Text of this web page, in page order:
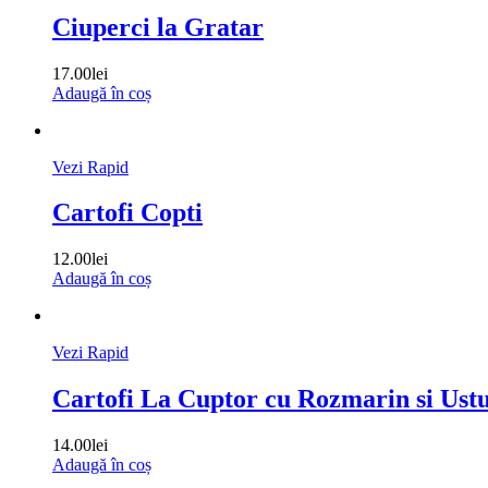
Ciuperci la Gratar
17.00lei
Adaugă în coș
Vezi Rapid
Cartofi Copti
12.00lei
Adaugă în coș
Vezi Rapid
Cartofi La Cuptor cu Rozmarin si
14.00lei
Adaugă în coș